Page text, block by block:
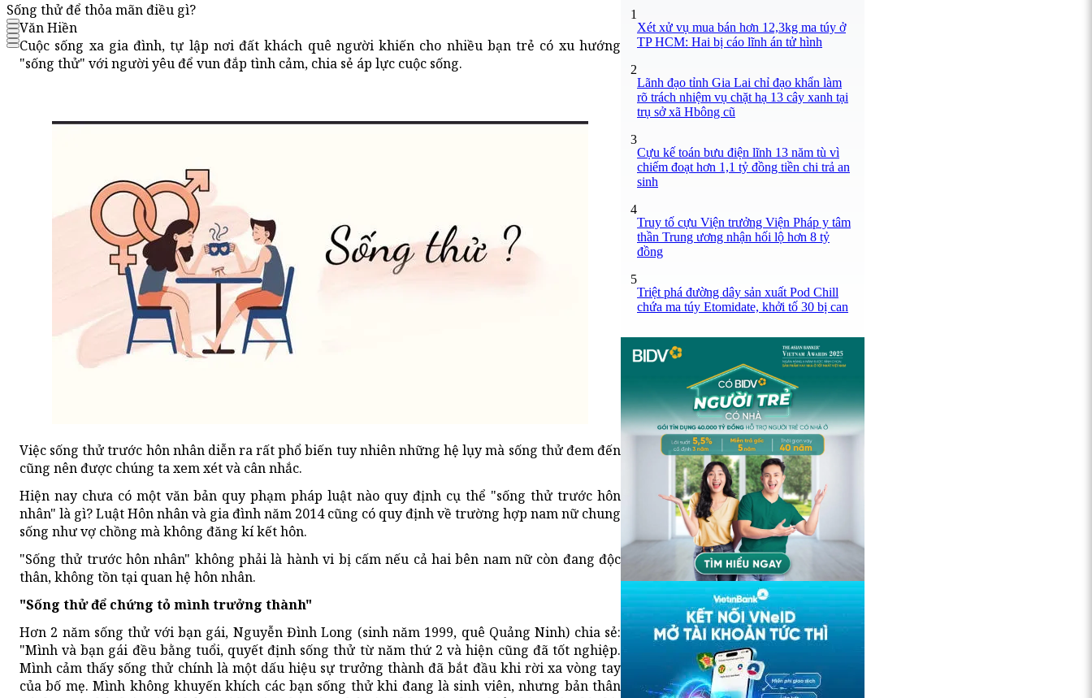
Sống thử để thỏa mãn điều gì?
Văn Hiền
Cuộc sống xa gia đình, tự lập nơi đất khách quê người khiến cho nhiều bạn trẻ có xu hướng
"sống thử" với người yêu để vun đắp tình cảm, chia sẻ áp lực cuộc sống.
Việc sống thử trước hôn nhân diễn ra rất phổ biến tuy nhiên những hệ lụy mà sống thử đem đến
cũng nên được chúng ta xem xét và cân nhắc.
Hiện nay chưa có một văn bản quy phạm pháp luật nào quy định cụ thể "sống thử trước hôn
nhân" là gì? Luật Hôn nhân và gia đình năm 2014 cũng có quy định về trường hợp nam nữ chung
sống như vợ chồng mà không đăng kí kết hôn.
"Sống thử trước hôn nhân" không phải là hành vi bị cấm nếu cả hai bên nam nữ còn đang độc
thân, không tồn tại quan hệ hôn nhân.
"Sống thử để chứng tỏ mình trưởng thành"
Hơn 2 năm sống thử với bạn gái, Nguyễn Đình Long (sinh năm 1999, quê Quảng Ninh) chia sẻ:
"Mình và bạn gái đều bằng tuổi, quyết định sống thử từ năm thứ 2 và hiện cũng đã tốt nghiệp.
Mình cảm thấy sống thử chính là một dấu hiệu sự trưởng thành đã bắt đầu khi rời xa vòng tay
của bố mẹ. Mình không khuyến khích các bạn sống thử khi đang là sinh viên, nhưng bản thân
1
Xét xử vụ mua bán hơn 12,3kg ma túy ở
TP HCM: Hai bị cáo lĩnh án tử hình
2
Lãnh đạo tỉnh Gia Lai chỉ đạo khẩn làm
rõ trách nhiệm vụ chặt hạ 13 cây xanh tại
trụ sở xã Hbông cũ
3
Cựu kế toán bưu điện lĩnh 13 năm tù vì
chiếm đoạt hơn 1,1 tỷ đồng tiền chi trả an
sinh
4
Truy tố cựu Viện trưởng Viện Pháp y tâm
thần Trung ương nhận hối lộ hơn 8 tỷ
đồng
5
Triệt phá đường dây sản xuất Pod Chill
chứa ma túy Etomidate, khởi tố 30 bị can